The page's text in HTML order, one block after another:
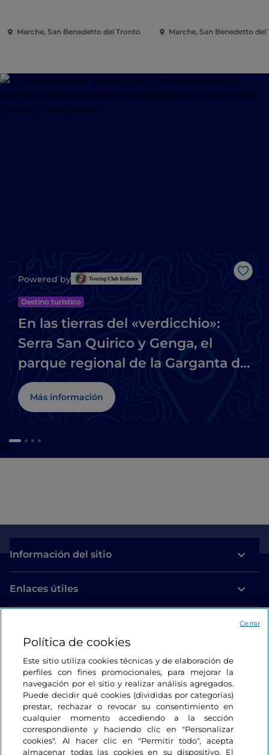
Marche, San Benedetto del Tronto Marche, San Benedetto del
Me
Powered by
Destino turístico
En las tierras del «verdicchio»:
Serra San Quirico y Genga, el
parque regional de la Garganta de
la Rossa y Frasassi y sus cuevas
Más información
Información del sitio
Enlaces útiles
Estamos en contacto
Política de cookies
Este sitio utiliza cookies técnicas y de elaboración de
perfiles con fines promocionales, para mejorar la
navegación por el sitio y realizar análisis agregados.
Puede decidir qué cookies (divididas por categorías)
prestar, rechazar o revocar su consentimiento en
cualquier momento accediendo a la sección
correspondiente y haciendo clic en "Personalizar
cookies". Al hacer clic en "Permitir todo", acepta
almacenar todas las cookies en su dispositivo. El
Cerrar